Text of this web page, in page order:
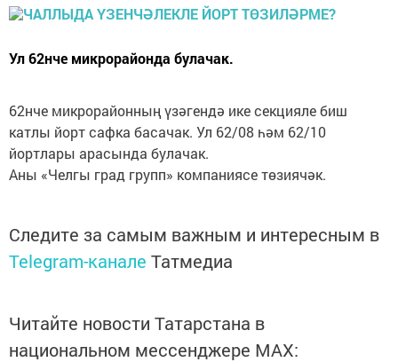
Ул 62нче микрорайонда булачак.
62нче микрорайонның үзәгендә ике секцияле биш
катлы йорт сафка басачак. Ул 62/08 һәм 62/10
йортлары арасында булачак.
Аны «Челгы град групп» компаниясе төзиячәк.
Следите за самым важным и интересным в
Telegram-канале Татмедиа
Читайте новости Татарстана в
национальном мессенджере MАХ: